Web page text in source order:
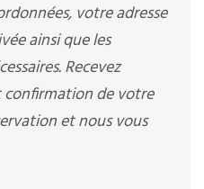
votre adresse
ainsi que les
Recevez
de votre
et nous vous